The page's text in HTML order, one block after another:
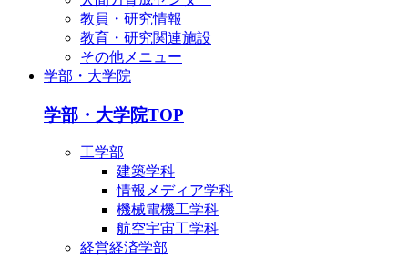
教員・研究情報
教育・研究関連施設
その他メニュー
学部・大学院
学部・大学院TOP
工学部
建築学科
情報メディア学科
機械電機工学科
航空宇宙工学科
経営経済学部